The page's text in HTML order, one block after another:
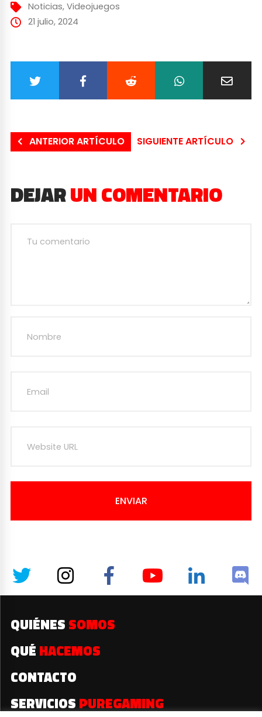
Noticias, Videojuegos
21 julio, 2024
ANTERIOR ARTÍCULO SIGUIENTE ARTÍCULO
DEJARUN COMENTARIO
ENVIAR
QUIÉNES SOMOS
QUÉ HACEMOS
CONTACTO
SERVICIOS PUREGAMING